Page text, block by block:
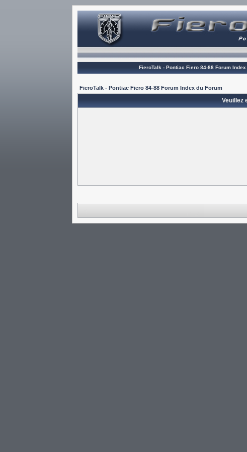
FieroTalk - Pontiac Fiero 84-88 Forum Index
FieroTalk - Pontiac Fiero 84-88 Forum Index du Forum
Veuillez